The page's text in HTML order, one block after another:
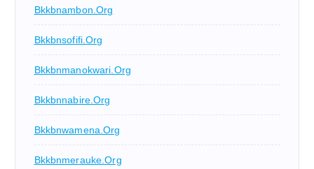
Bkkbnambon.org
Bkkbnsofifi.org
Bkkbnmanokwari.org
Bkkbnnabire.org
Bkkbnwamena.org
Bkkbnmerauke.org